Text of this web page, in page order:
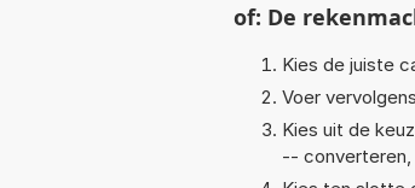
of: De
Kies de juiste
Voer
Kies uit de
-- converteren,